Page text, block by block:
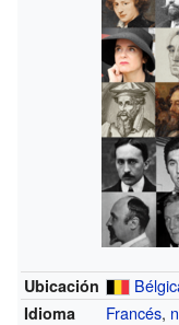
Ubicación
Idioma Francés,